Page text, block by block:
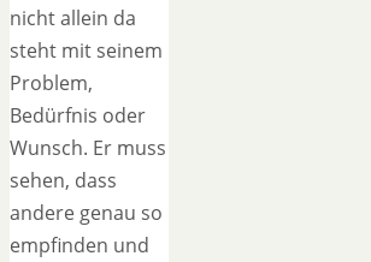
nicht allein da
steht mit seinem
Problem,
Bedürfnis oder
Wunsch. Er muss
sehen, dass
andere genau so
empfinden und